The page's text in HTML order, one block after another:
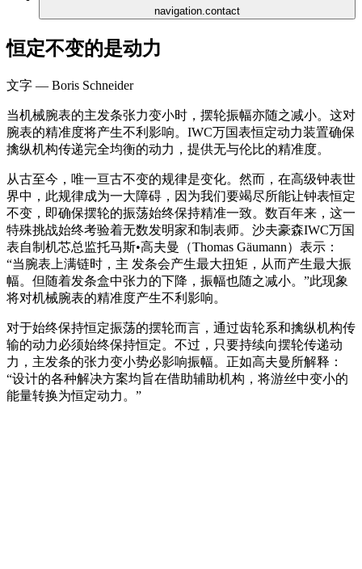
navigation.contact
恒定不变的是动力
文字 — Boris Schneider
当机械腕表的主发条张力变小时，摆轮振幅亦随之减小。这对
腕表的精准度将产生不利影响。IWC万国表恒定动力装置确保
擒纵机构传递完全均衡的动力，提供无与伦比的精准度。
从古至今，唯一亘古不变的规律是变化。然而，在高级钟表世
界中，此规律成为一大障碍，因为我们要竭尽所能让钟表恒定
不变，即确保摆轮的振荡始终保持精准一致。数百年来，这一
特殊挑战始终考验着无数发明家和制表师。沙夫豪森IWC万国
表自制机芯总监托马斯•高夫曼（Thomas Gäumann）表示：
“当腕表上满链时，主 发条会产生最大扭矩，从而产生最大振
幅。但随着发条盒中张力的下降，振幅也随之减小。”此现象
将对机械腕表的精准度产生不利影响。
对于始终保持恒定振荡的摆轮而言，通过齿轮系和擒纵机构传
输的动力必须始终保持恒定。不过，只要持续向摆轮传递动
力，主发条的张力变小势必影响振幅。正如高夫曼所解释：
“设计的各种解决方案均旨在借助辅助机构，将游丝中变小的
能量转换为恒定动力。”